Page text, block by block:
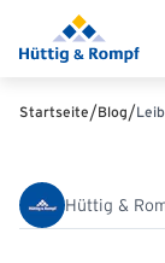
Baufinanzierung
Rechner
Partnerschaft
News & Events
Über unsIhre
Startseite/Blog/
Hüttig &